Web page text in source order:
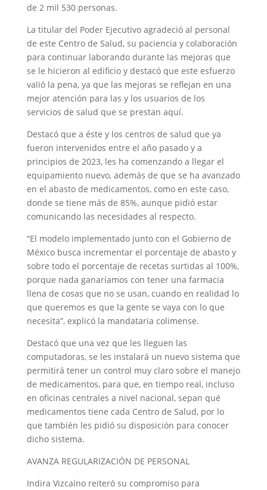
de 2 mil 530 personas.
La titular del Poder Ejecutivo agradeció al personal
de este Centro de Salud, su paciencia y colaboración
para continuar laborando durante las mejoras que
se le hicieron al edificio y destacó que este esfuerzo
valió la pena, ya que las mejoras se reflejan en una
mejor atención para las y los usuarios de los
servicios de salud que se prestan aquí.
Destacó que a éste y los centros de salud que ya
fueron intervenidos entre el año pasado y a
principios de 2023, les ha comenzando a llegar el
equipamiento nuevo, además de que se ha avanzado
en el abasto de medicamentos, como en este caso,
donde se tiene más de 85%, aunque pidió estar
comunicando las necesidades al respecto.
“El modelo implementado junto con el Gobierno de
México busca incrementar el porcentaje de abasto y
sobre todo el porcentaje de recetas surtidas al 100%,
porque nada ganaríamos con tener una farmacia
llena de cosas que no se usan, cuando en realidad lo
que queremos es que la gente se vaya con lo que
necesita”, explicó la mandataria colimense.
Destacó que una vez que les lleguen las
computadoras, se les instalará un nuevo sistema que
permitirá tener un control muy claro sobre el manejo
de medicamentos, para que, en tiempo real, incluso
en oficinas centrales a nivel nacional, sepan qué
medicamentos tiene cada Centro de Salud, por lo
que también les pidió su disposición para conocer
dicho sistema.
AVANZA REGULARIZACIÓN DE PERSONAL
Indira Vizcaíno reiteró su compromiso para